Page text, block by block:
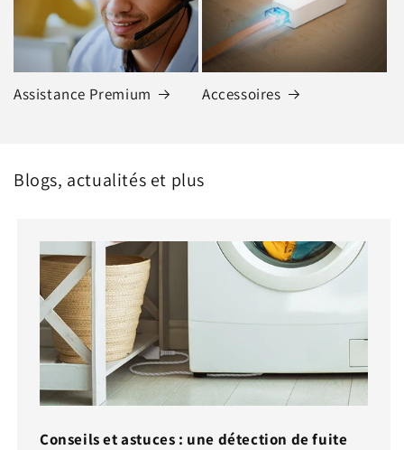
Assistance Premium Accessoires
Blogs, actualités et plus
Conseils et astuces : une détection de fuite